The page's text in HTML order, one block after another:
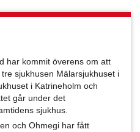
har kommit överens om att
sjukhusen Mälarsjukhuset i
i Katrineholm och
går under det
sjukhus.
och Ohmegi har fått